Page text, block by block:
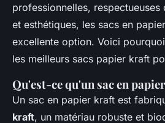
professionnelles,
et esthétiques, les sacs en
excellente option. Voici
les meilleurs sacs papier kraft
Qu'est-ce qu'un sac en
Un sac en papier kraft est
kraft, un matériau robuste et